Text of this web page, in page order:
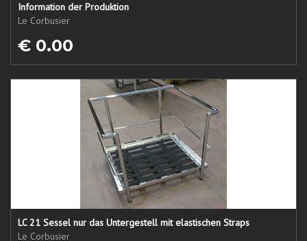
Information der Produktion
Le Corbusier
€ 0.00
LC 21 Sessel nur das Untergestell mit elastischen Straps
Le Corbusier